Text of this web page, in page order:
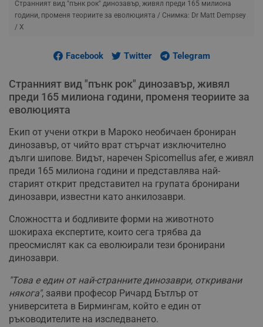
Странният вид "пънк рок" динозавър, живял преди 165 милиона
години, променя теориите за еволюцията / Снимка: Dr Matt Dempsey
/ X
Facebook Twitter Telegram
Странният вид "пънк рок" динозавър, живял
преди 165 милиона години, променя теориите за
еволюцията
Екип от учени откри в Мароко необичаен брониран
динозавър, от чийто врат стърчат изключително
дълги шипове. Видът, наречен Spicomellus afer, е живял
преди 165 милиона години и представлява най-
старият открит представител на групата бронирани
динозаври, известни като анкилозаври.
Сложността и бодливите форми на животното
шокираха експертите, които сега трябва да
преосмислят как са еволюирали тези бронирани
динозаври.
"Това е един от най-странните динозаври, откривани
някога", заяви професор Ричард Бътлър от
университета в Бирмингам, който е един от
ръководителите на изследването.